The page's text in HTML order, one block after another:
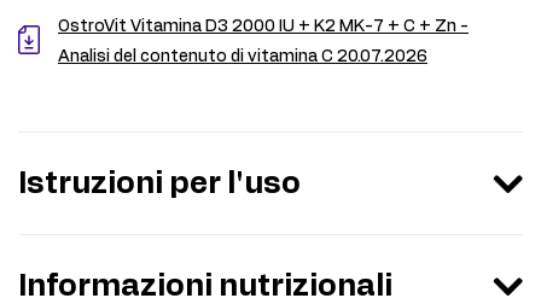
OstroVit Vitamina D3 2000 IU + K2 MK-7 + C + Zn -
Analisi del contenuto di vitamina C 20.07.2026
Istruzioni per l'uso
Informazioni nutrizionali